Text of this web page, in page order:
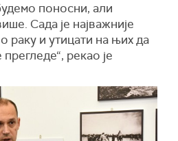
поносни, али
Сада је најважније
раку и утицати на њих да
рекао је